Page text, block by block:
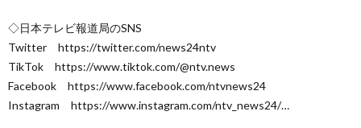
◇日本テレビ報道局のSNS
Twitter https://twitter.com/news24ntv
TikTok https://www.tiktok.com/@ntv.news
Facebook https://www.facebook.com/ntvnews24
Instagram https://www.instagram.com/ntv_news24/…